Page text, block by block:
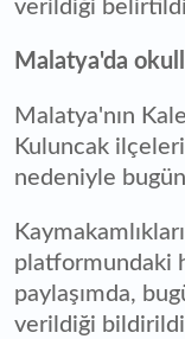
verildiği
Malatya'da
Malatya'nın
Kuluncak
nedeniyle
platformundaki
paylaşımda,
verildiği